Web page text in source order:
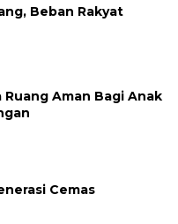
Beban Rakyat
Ruang Aman Bagi Anak
Cemas